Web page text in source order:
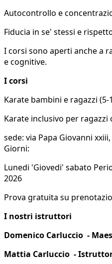
Autocontrollo e
Fiducia in se' stessi e
I corsi sono aperti anche a
e cognitive.
I corsi
Karate bambini e ragazzi (5-
Karate inclusivo per ragazzi
sede: via Papa Giovanni
Giorni:
Lunedi 'Giovedi' sabato
2026
Prova gratuita su
I nostri istruttori
Domenico Carluccio -
Mattia Carluccio -